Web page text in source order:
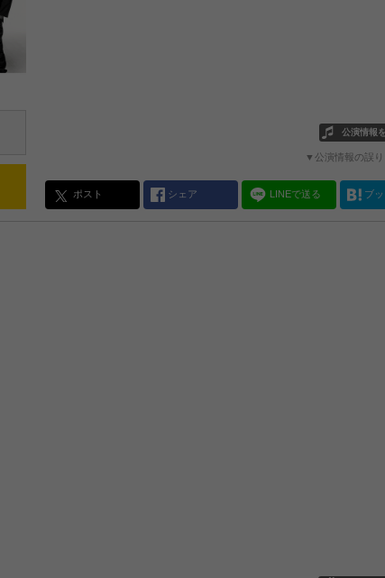
公演情報
▼公演情報の誤
ポスト シェア LINEで送る ブ